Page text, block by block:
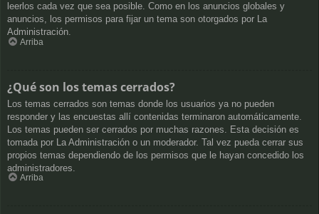
leerlos cada vez que sea posible. Como en los anuncios globales y
anuncios, los permisos para fijar un tema son otorgados por La
Administración.
Arriba
¿Qué son los temas cerrados?
Los temas cerrados son temas donde los usuarios ya no pueden
responder y las encuestas allí contenidas terminaron automáticamente.
Los temas pueden ser cerrados por muchas razones. Esta decisión es
tomada por La Administración o un moderador. Tal vez pueda cerrar sus
propios temas dependiendo de los permisos que le hayan concedido los
administradores.
Arriba